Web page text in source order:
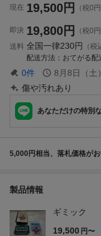
現在 19,500円 （税0円
即決 19,800円
（税0円
送料 全国一律230円
（税
配送方法
おてがる配
0件 8月8日（土
傷や汚れあり
あなただけの特別
5,000円相当、落札価格が
製品情報
ギミック
19,500 円〜